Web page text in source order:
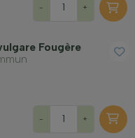
- +
Fougère
- +